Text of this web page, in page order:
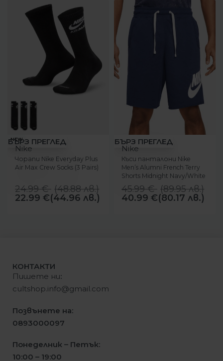
-8%
NEW
БЪРЗ ПРЕГЛЕД
Nike
Чорапи Nike Everyday Plus
Air Max Crew Socks (3 Pairs)
24.99€ (48.88лв.)
22.99 €(44.96 лв.)
-11%
БЪРЗ ПРЕГЛЕД
Nike
Къси панталони Nike
Men’s Alumni French Terry
Shorts Midnight Navy/White
45.99€ (89.95лв.)
40.99 €(80.17 лв.)
КОНТАКТИ
Пишете ни:
cultshop.info@gmail.com
Позвънете на:
0893000097
Понеделник – Петък:
10:00 – 19:00